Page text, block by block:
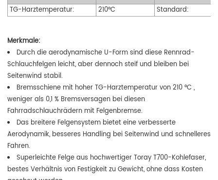
TG-Harztemperatur:
210°C Standard:
Merkmale:
Durch die aerodynamische U-Form sind diese Rennrad-
Schlauchfelgen leicht, aber dennoch steif und bleiben bei
Seitenwind stabil.
Bremsschiene mit hoher TG-Harztemperatur von 210 °C ,
weniger als 0,1 % Bremsversagen bei diesen
Fahrradschlauchrädern mit Felgenbremse.
Das breitere Felgensystem bietet eine verbesserte
Aerodynamik, besseres Handling bei Seitenwind und schnelleres
Fahren.
Superleichte Felge aus hochwertiger Toray T700-Kohlefaser,
bestes Verhältnis von Festigkeit zu Gewicht, ohne dass Kosten